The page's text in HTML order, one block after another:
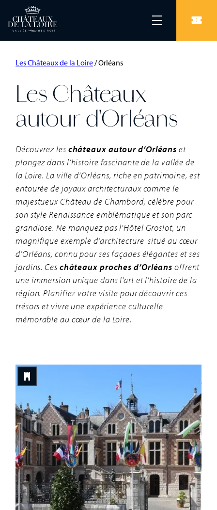
Les Châteaux de la Loire/Orléans
Les Châteaux
autour d'Orléans
Découvrez les châteaux autour d’Orléans et
plongez dans l’histoire fascinante de la vallée de
la Loire. La ville d’Orléans, riche en patrimoine, est
entourée de joyaux architecturaux comme le
majestueux Château de Chambord, célèbre pour
son style Renaissance emblématique et son parc
grandiose. Ne manquez pas l'Hôtel Groslot, un
magnifique exemple d’architecture situé au cœur
d’Orléans, connu pour ses façades élégantes et ses
jardins. Ces châteaux proches d’Orléans offrent
une immersion unique dans l’art et l’histoire de la
région. Planifiez votre visite pour découvrir ces
trésors et vivre une expérience culturelle
mémorable au cœur de la Loire.